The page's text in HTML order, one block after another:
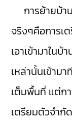
การย้ายบ้า
จริงๆคือการเ
เอาเข้ามาในบ้
เหล่านั้นเข้าม
เต็มพื้นที่ แต่ก
เตรียมตัวจำกั